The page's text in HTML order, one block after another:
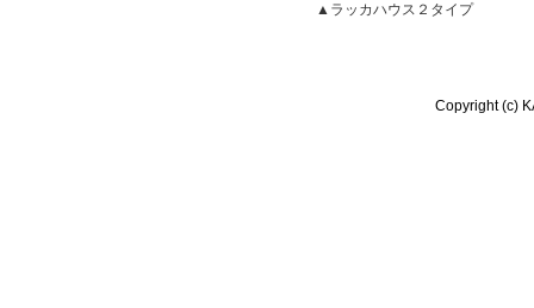
▲ラッカハウス２タイプ
Copyright (c)